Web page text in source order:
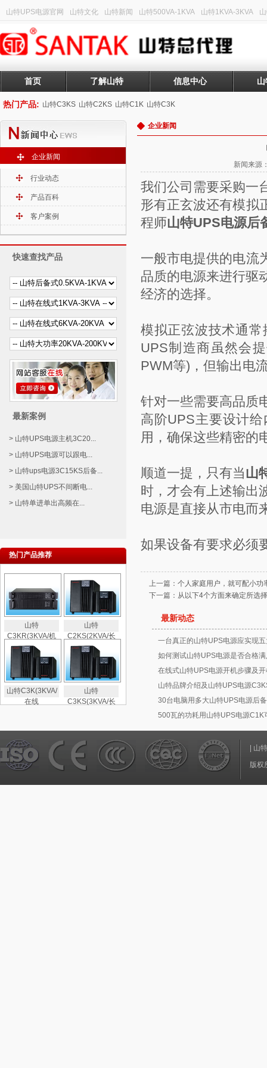
山特UPS电源官网 山特文化 山特新闻 山特500VA-1KVA 山特1KVA-3KVA
首页 了解山特 信息中心
热门产品: 山特C3KS 山特C2KS 山特C1K 山特C3K
企业新闻
行业动态
产品百科
客户案例
快速查找产品
最新案例
> 山特UPS电源主机3C20...
> 山特UPS电源可以跟电...
> 山特ups电源3C15KS后备...
> 美国山特UPS不间断电...
> 山特单进单出高频在...
热门产品推荐
山特
C3KR(3KVA/机
山特
C2KS(2KVA/长
山特C3K(3KVA/
在线
山特
C3KS(3KVA/长
企业新闻
新闻来源
我们公司需要采购一
形有正玄波还有模拟
程师山特UPS电源后
一般市电提供的电流
品质的电源来进行驱
经济的选择。
模拟正弦波技术通
UPS制造商虽然会
PWM等)，但输出电
针对一些需要高品质
高阶UPS主要设计
用，确保这些精密的
顺道一提，只有当山
时，才会有上述输出
电源是直接从市电而
如果设备有要求必须
上一篇： 个人家庭用户，就可配小功
下一篇： 从以下4个方面来确定所选
最新动态
一台真正的山特UPS电源应实现
如何测试山特UPS电源是否合格
在线式山特UPS电源开机步骤及
山特品牌介绍及山特UPS电源
30台电脑用多大山特UPS电源后备
500瓦的功耗用山特UPS电源C1K
山
版权